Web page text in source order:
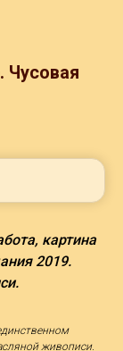
Чусовая
картина
2019.
живописи.